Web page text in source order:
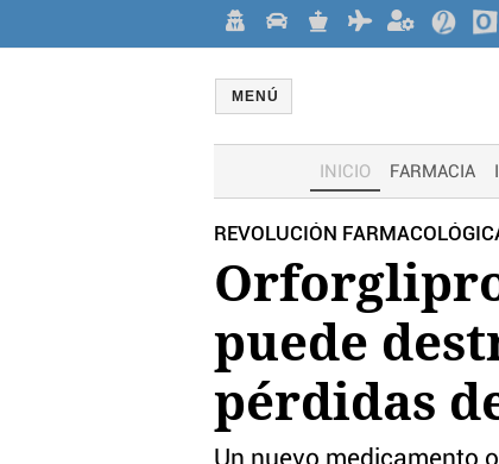
MENÚ
INICIO FARMACIA
REVOLUCIÓN
puede
pérdidas
Un nuevo medicamento